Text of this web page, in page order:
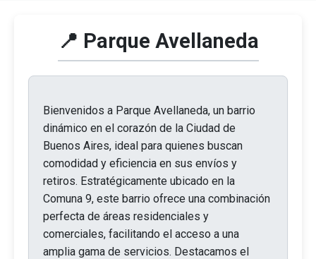
📍 Parque Avellaneda
Bienvenidos a Parque Avellaneda, un barrio
dinámico en el corazón de la Ciudad de
Buenos Aires, ideal para quienes buscan
comodidad y eficiencia en sus envíos y
retiros. Estratégicamente ubicado en la
Comuna 9, este barrio ofrece una combinación
perfecta de áreas residenciales y
comerciales, facilitando el acceso a una
amplia gama de servicios. Destacamos el